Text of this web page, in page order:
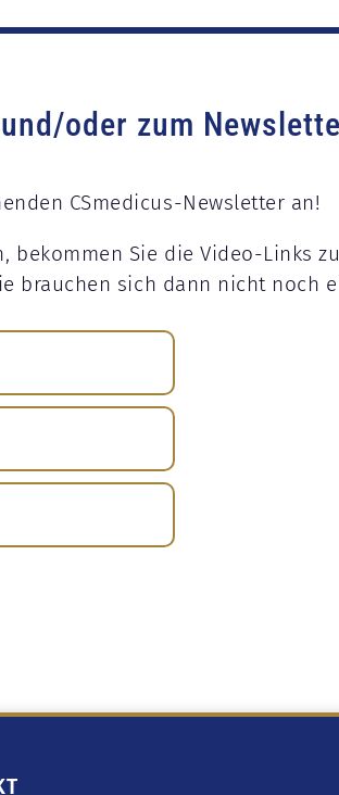
oder zum
CSmedicus-Newsletter an!
Sie die Video-Links
brauchen sich dann nicht noch